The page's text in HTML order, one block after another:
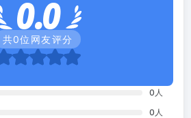
0.0
共0位网友评分
0 人
0 人